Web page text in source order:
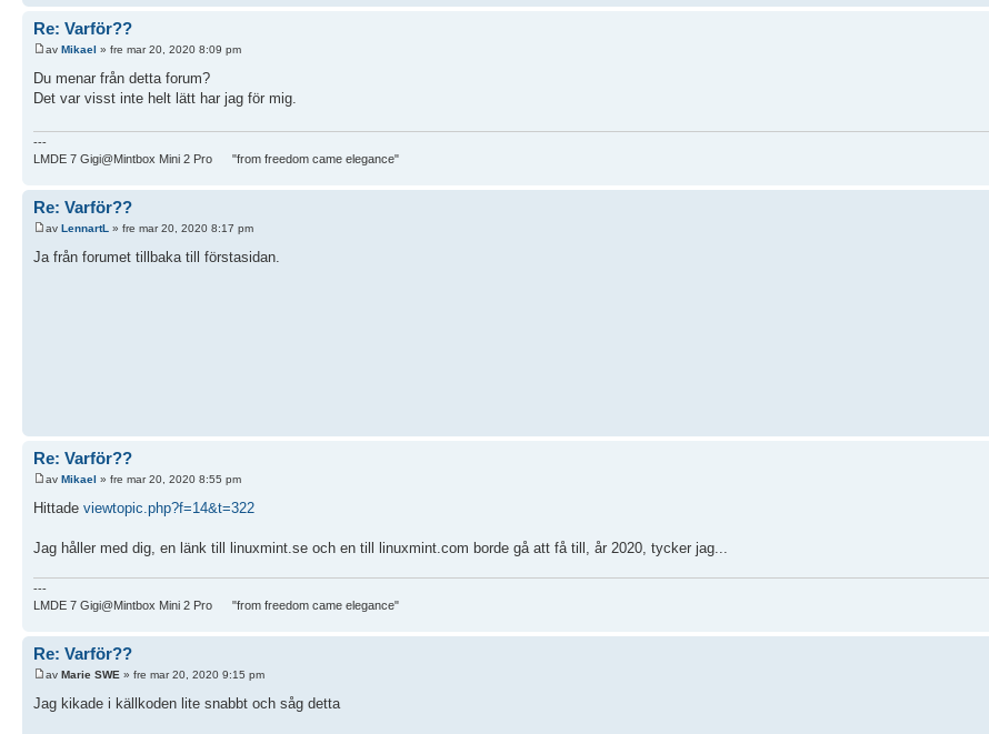
Re: Varför??
av Mikael » fre mar 20, 2020 8:09 pm
Du menar från detta forum?
Det var visst inte helt lätt har jag för mig.
---
LMDE 7 Gigi@Mintbox Mini 2 Pro "from freedom came elegance"
Re: Varför??
av LennartL » fre mar 20, 2020 8:17 pm
Ja från forumet tillbaka till förstasidan.
Re: Varför??
av Mikael » fre mar 20, 2020 8:55 pm
Hittade viewtopic.php?f=14&t=322
Jag håller med dig, en länk till linuxmint.se och en till linuxmint.com borde gå att få till, år 2020, tycker jag...
---
LMDE 7 Gigi@Mintbox Mini 2 Pro "from freedom came elegance"
Re: Varför??
av Marie SWE » fre mar 20, 2020 9:15 pm
Jag kikade i källkoden lite snabbt och såg detta